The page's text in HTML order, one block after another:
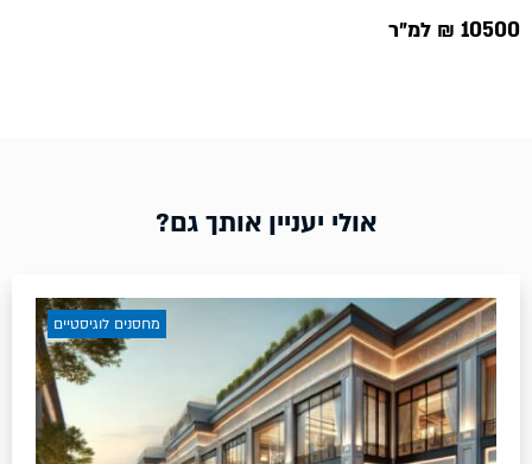
10500 ₪ למ״ר
אולי יעניין אותך גם?
מחסנים לוגיסטיים